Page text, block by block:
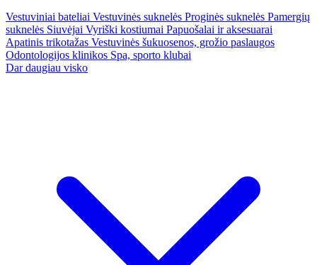
Vestuviniai bateliai Vestuvinės suknelės Proginės suknelės Pamergių
suknelės Siuvėjai Vyriški kostiumai Papuošalai ir aksesuarai
Apatinis trikotažas Vestuvinės šukuosenos, grožio paslaugos
Odontologijos klinikos Spa, sporto klubai
Dar daugiau visko